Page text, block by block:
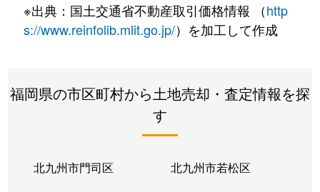
※出典：国土交通省不動産取引価格情報 （http
s://www.reinfolib.mlit.go.jp/）を加工して作成
福岡県の市区町村から土地売却・査定情報を探
す
北九州市門司区 北九州市若松区